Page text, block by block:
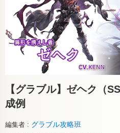
【グラブル】 ゼヘク（
成例
編集者 グラブル攻略班